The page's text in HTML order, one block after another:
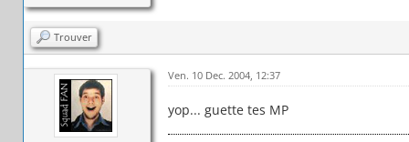
Trouver
Ven. 10 Dec. 2004, 12:37
yop... guette tes MP